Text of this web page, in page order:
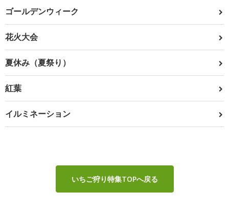
ゴールデンウィーク
花火大会
夏休み（夏祭り）
紅葉
イルミネーション
いちご狩り特集TOPへ戻る